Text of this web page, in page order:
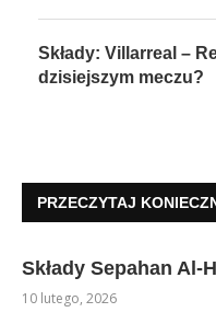
Składy: Villarreal –
dzisiejszym meczu?
PRZECZYTAJ
Składy Sepahan
10 lutego, 2026